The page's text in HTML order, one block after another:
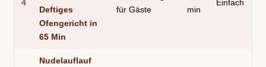
4
Deftiges
Ofengericht in
65 Min
für Gäste
min
Einfach
Nudelauflauf